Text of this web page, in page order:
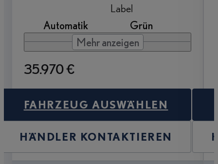
Automatik
Label
Grün
Mehr anzeigen
35.970 €
FAHRZEUG AUSWÄHLEN
HÄNDLER KONTAKTIEREN